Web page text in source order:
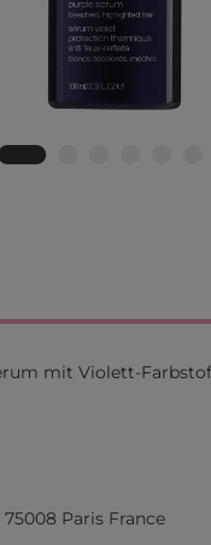
mit Violett-
75008 Paris France